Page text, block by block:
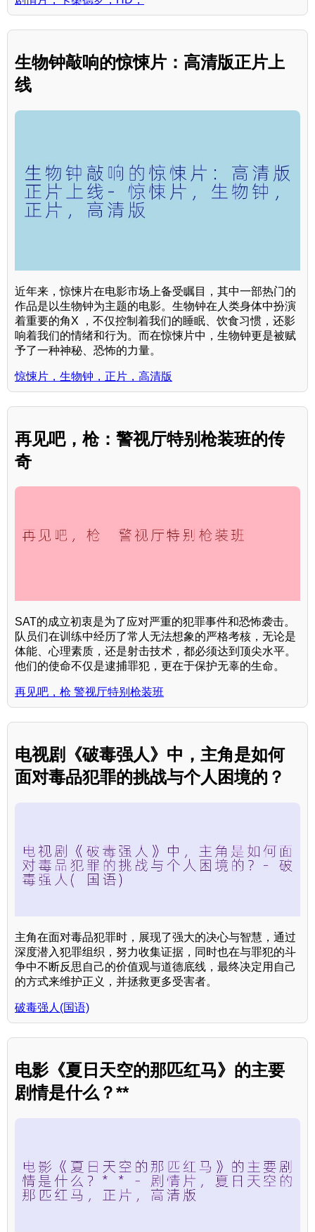
生物钟敲响的惊悚片：高清版正片上
线
近年来，惊悚片在电影市场上备受瞩目，其中一部热门的
作品是以生物钟为主题的电影。生物钟在人类身体中扮演
着重要的角X ，不仅控制着我们的睡眠、饮食习惯，还影
响着我们的情绪和行为。而在惊悚片中，生物钟更是被赋
予了一种神秘、恐怖的力量。
惊悚片，生物钟，正片，高清版
再见吧，枪：警视厅特别枪装班的传
奇
SAT的成立初衷是为了应对严重的犯罪事件和恐怖袭击。
队员们在训练中经历了常人无法想象的严格考核，无论是
体能、心理素质，还是射击技术，都必须达到顶尖水平。
他们的使命不仅是逮捕罪犯，更在于保护无辜的生命。
再见吧，枪 警视厅特别枪装班
电视剧《破毒强人》中，主角是如何
面对毒品犯罪的挑战与个人困境的？
主角在面对毒品犯罪时，展现了强大的决心与智慧，通过
深度潜入犯罪组织，努力收集证据，同时也在与罪犯的斗
争中不断反思自己的价值观与道德底线，最终决定用自己
的方式来维护正义，并拯救更多受害者。
破毒强人(国语)
电影《夏日天空的那匹红马》的主要
剧情是什么？**